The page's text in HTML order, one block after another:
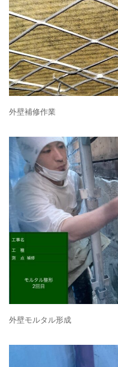
外壁補修作業
外壁モルタル形成